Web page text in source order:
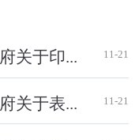
关于印... 11-21
关于表... 11-21